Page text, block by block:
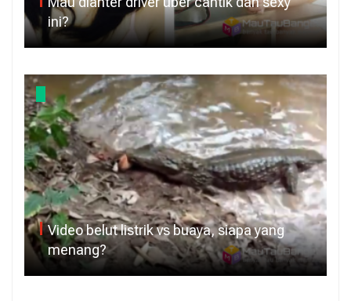
ini?
Video belut listrik vs buaya, siapa yang
menang?